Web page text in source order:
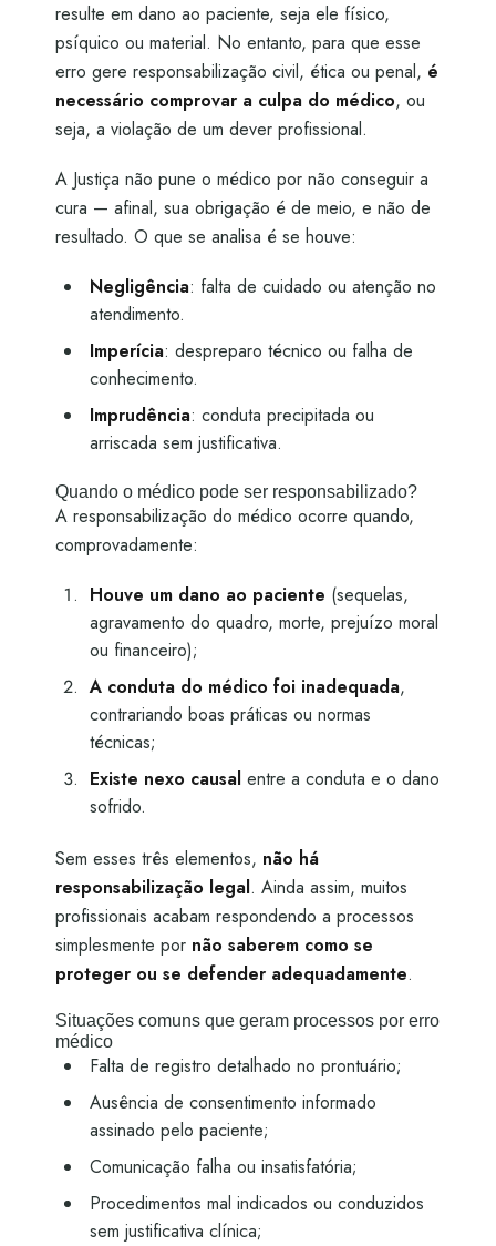
resulte em dano ao paciente, seja ele físico,
psíquico ou material. No entanto, para que esse
erro gere responsabilização civil, ética ou penal, é
necessário comprovar a culpa do médico, ou
seja, a violação de um dever profissional.
A Justiça não pune o médico por não conseguir a
cura — afinal, sua obrigação é de meio, e não de
resultado. O que se analisa é se houve:
Negligência: falta de cuidado ou atenção no
atendimento.
Imperícia: despreparo técnico ou falha de
conhecimento.
Imprudência: conduta precipitada ou
arriscada sem justificativa.
Quando o médico pode ser responsabilizado?
A responsabilização do médico ocorre quando,
comprovadamente:
Houve um dano ao paciente (sequelas,
agravamento do quadro, morte, prejuízo moral
ou financeiro);
A conduta do médico foi inadequada,
contrariando boas práticas ou normas
técnicas;
Existe nexo causal entre a conduta e o dano
sofrido.
Sem esses três elementos, não há
responsabilização legal. Ainda assim, muitos
profissionais acabam respondendo a processos
simplesmente por não saberem como se
proteger ou se defender adequadamente.
Situações comuns que geram processos por erro
médico
Falta de registro detalhado no prontuário;
Ausência de consentimento informado
assinado pelo paciente;
Comunicação falha ou insatisfatória;
Procedimentos mal indicados ou conduzidos
sem justificativa clínica;